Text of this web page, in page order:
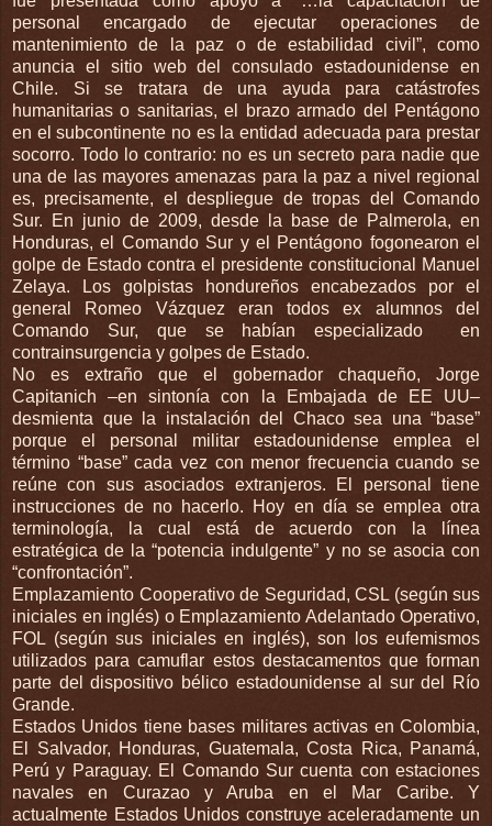
personal encargado de ejecutar operaciones de
mantenimiento de la paz o de estabilidad civil”, como
anuncia el sitio web del consulado estadounidense en
Chile. Si se tratara de una ayuda para catástrofes
humanitarias o sanitarias, el brazo armado del Pentágono
en el subcontinente no es la entidad adecuada para prestar
socorro. Todo lo contrario: no es un secreto para nadie que
una de las mayores amenazas para la paz a nivel regional
es, precisamente, el despliegue de tropas del Comando
Sur. En junio de 2009, desde la base de Palmerola, en
Honduras, el Comando Sur y el Pentágono fogonearon el
golpe de Estado contra el presidente constitucional Manuel
Zelaya. Los golpistas hondureños encabezados por el
general Romeo Vázquez eran todos ex alumnos del
Comando Sur, que se habían especializado en
contrainsurgencia y golpes de Estado.
No es extraño que el gobernador chaqueño, Jorge
Capitanich –en sintonía con la Embajada de EE UU–
desmienta que la instalación del Chaco sea una “base”
porque el personal militar estadounidense emplea el
término “base” cada vez con menor frecuencia cuando se
reúne con sus asociados extranjeros. El personal tiene
instrucciones de no hacerlo. Hoy en día se emplea otra
terminología, la cual está de acuerdo con la línea
estratégica de la “potencia indulgente” y no se asocia con
“confrontación”.
Emplazamiento Cooperativo de Seguridad, CSL (según sus
iniciales en inglés) o Emplazamiento Adelantado Operativo,
FOL (según sus iniciales en inglés), son los eufemismos
utilizados para camuflar estos destacamentos que forman
parte del dispositivo bélico estadounidense al sur del Río
Grande.
Estados Unidos tiene bases militares activas en Colombia,
El Salvador, Honduras, Guatemala, Costa Rica, Panamá,
Perú y Paraguay. El Comando Sur cuenta con estaciones
navales en Curazao y Aruba en el Mar Caribe. Y
actualmente Estados Unidos construye aceleradamente un